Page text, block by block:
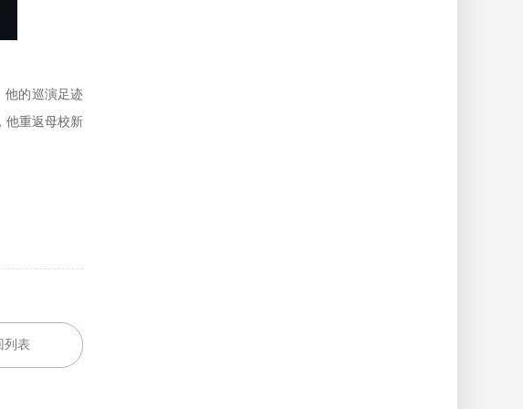
他的巡演足迹
他重返母校新
列表